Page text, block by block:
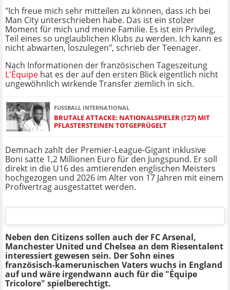
"Ich freue mich sehr mitteilen zu können, dass ich bei
Man City unterschrieben habe. Das ist ein stolzer
Moment für mich und meine Familie. Es ist ein Privileg,
Teil eines so unglaublichen Klubs zu werden. Ich kann es
nicht abwarten, loszulegen", schrieb der Teenager.
Nach Informationen der französischen Tageszeitung
L'Équipe hat es der auf den ersten Blick eigentlich nicht
ungewöhnlich wirkende Transfer ziemlich in sich.
FUSSBALL INTERNATIONAL
BRUTALE ATTACKE: NATIONALSPIELER (†27) MIT
PFLASTERSTEINEN TOTGEPRÜGELT
Demnach zahlt der Premier-League-Gigant inklusive
Boni satte 1,2 Millionen Euro für den Jungspund. Er soll
direkt in die U16 des amtierenden englischen Meisters
hochgezogen und 2026 im Alter von 17 Jahren mit einem
Profivertrag ausgestattet werden.
Neben den Citizens sollen auch der FC Arsenal,
Manchester United und Chelsea an dem Riesentalent
interessiert gewesen sein. Der Sohn eines
französisch-kamerunischen Vaters wuchs in England
auf und wäre irgendwann auch für die "Équipe
Tricolore" spielberechtigt.